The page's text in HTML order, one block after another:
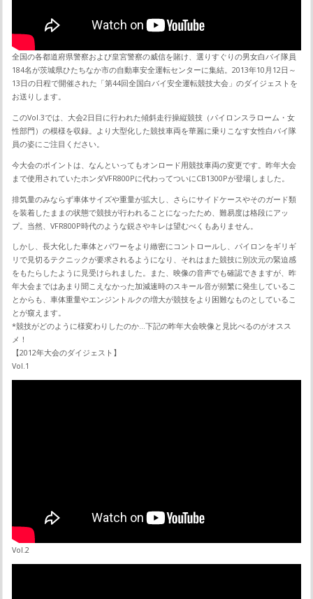
全国の各都道府県警察および皇宮警察の威信を賭け、選りすぐりの男女白バイ隊員
184名が茨城県ひたちなか市の自動車安全運転センターに集結。2013年10月12日～
13日の日程で開催された「第44回全国白バイ安全運転競技大会」のダイジェストを
お送りします。
このVol.3では、大会2日目に行われた傾斜走行操縦競技（パイロンスラローム・女
性部門）の模様を収録。より大型化した競技車両を華麗に乗りこなす女性白バイ隊
員の姿にご注目ください。
今大会のポイントは、なんといってもオンロード用競技車両の変更です。昨年大会
まで使用されていたホンダVFR800Pに代わってついにCB1300Pが登場しました。
排気量のみならず車体サイズや重量が拡大し、さらにサイドケースやそのガード類
を装着したままの状態で競技が行われることになったため、難易度は格段にアッ
プ。当然、VFR800P時代のような鋭さやキレは望むべくもありません。
しかし、長大化した車体とパワーをより緻密にコントロールし、パイロンをギリギ
リで見切るテクニックが要求されるようになり、それはまた競技に別次元の緊迫感
をもたらしたように見受けられました。また、映像の音声でも確認できますが、昨
年大会まではあまり聞こえなかった加減速時のスキール音が頻繁に発生しているこ
とからも、車体重量やエンジントルクの増大が競技をより困難なものとしているこ
とが窺えます。
*競技がどのように様変わりしたのか…下記の昨年大会映像と見比べるのがオスス
メ！
【2012年大会のダイジェスト】
Vol.1
Vol.2